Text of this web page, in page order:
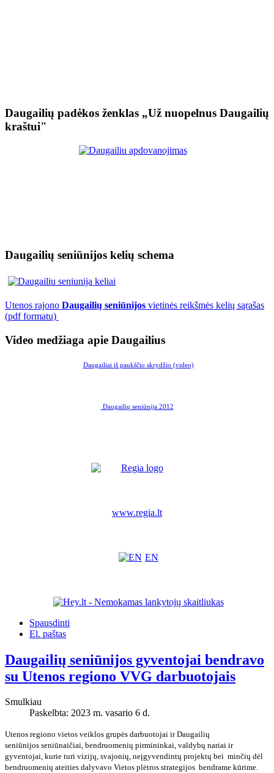
Daugailių padėkos ženklas „Už nuopelnus Daugailių
kraštui"
Daugailių seniūnijos kelių schema
Utenos rajono Daugailių seniūnijos vietinės reikšmės kelių sąrašas
(pdf formatu)
Video medžiaga apie Daugailius
Daugailiai iš paukščio skrydžio (video)
Daugailių seniūnija 2012
www.regia.lt
EN
Spausdinti
El. paštas
Daugailių seniūnijos gyventojai bendravo
su Utenos regiono VVG darbuotojais
Smulkiau
Paskelbta: 2023 m. vasario 6 d.
Utenos regiono vietos veiklos grupės darbuotojai ir Daugailių
seniūnijos seniūnaičiai, bendruomenių pirmininkai, valdybų nariai ir
gyventojai, kurie turi vizijų, svajonių, neįgyvendintų projektų bei minčių dėl
bendruomenių ateities dalyvavo Vietos plėtros strategijos bendrame kūrime.